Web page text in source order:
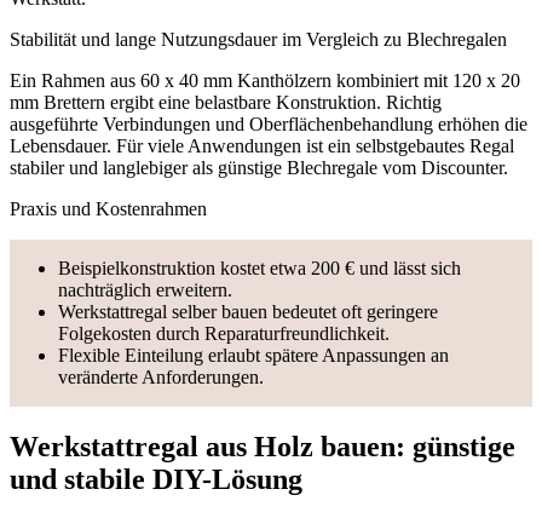
Stabilität und lange Nutzungsdauer im Vergleich zu Blechregalen
Ein Rahmen aus 60 x 40 mm Kanthölzern kombiniert mit 120 x 20
mm Brettern ergibt eine belastbare Konstruktion. Richtig
ausgeführte Verbindungen und Oberflächenbehandlung erhöhen die
Lebensdauer. Für viele Anwendungen ist ein selbstgebautes Regal
stabiler und langlebiger als günstige Blechregale vom Discounter.
Praxis und Kostenrahmen
Beispielkonstruktion kostet etwa 200 € und lässt sich
nachträglich erweitern.
Werkstattregal selber bauen bedeutet oft geringere
Folgekosten durch Reparaturfreundlichkeit.
Flexible Einteilung erlaubt spätere Anpassungen an
veränderte Anforderungen.
Werkstattregal aus Holz bauen: günstige
und stabile DIY-Lösung